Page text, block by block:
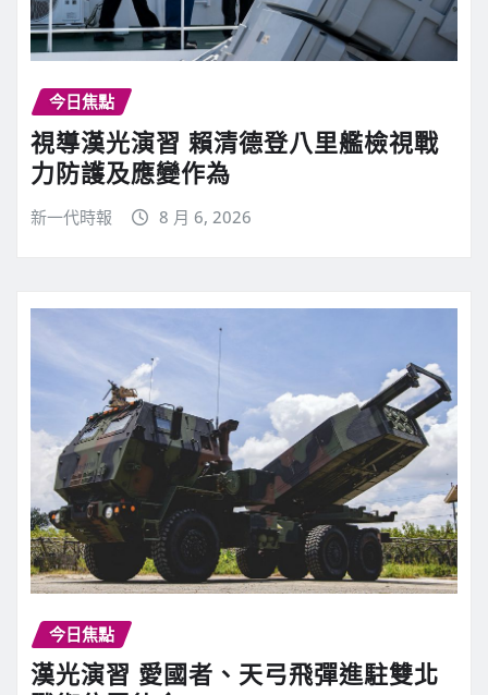
今日焦點
視導漢光演習 賴清德登八里艦檢視戰
力防護及應變作為
新一代時報 8 月 6, 2026
今日焦點
漢光演習 愛國者、天弓飛彈進駐雙北